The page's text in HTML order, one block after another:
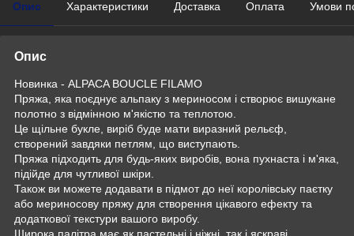
Опис Характеристики Доставка Оплата Умови
Опис
Новинка - ALPACA BOUCLE FILAMO
Пряжа, яка поєднує альпаку з мериносом і створює вишукане
полотно з відмінною м'якістю та теплотою.
Це щільне букле, виріб буде мати виразний рельєф,
створений завдяки петлям, що виступають.
Пряжа підходить для будь-яких виробів, вона пухнаста і м'яка,
підійде для чутливої шкіри.
Також ви можете додавати в підмот до неї королівську паєтку
або мериносову пряжу для створення цікавого ефекту та
додаткової текстури вашого виробу.
Широка палітра має як пастельні і ніжні, так і яскраві,